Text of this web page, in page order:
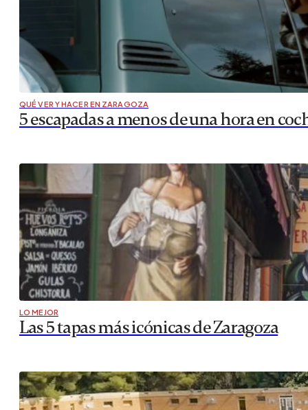
QUÉ VER Y HACER EN ZARAGOZA
5 escapadas a menos de una hora en
LO MEJOR
Las 5 tapas más icónicas de Zaragoza